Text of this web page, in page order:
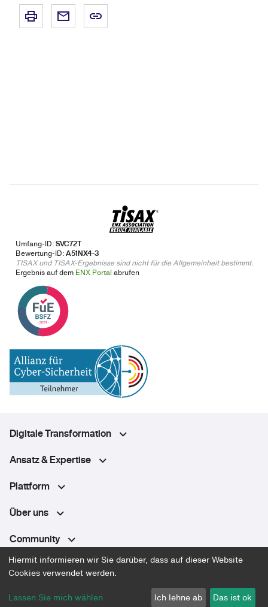
Umfang-ID:SVC72T
Bewertung-ID:A51NX4-3
TISAX und TISAX-Ergebnisse sind nicht für die Allgemeinheit bestimmt.
Ergebnis auf dem ENX Portal abrufen
Digitale Transformation
Ansatz & Expertise
Plattform
Über uns
Community
Datenschutz
Hiermit informieren wir Sie darüber, dass auf dieser Website
Cookies verwendet werden.
Lassen Sie mich wählen
Ich lehne ab Das ist ok